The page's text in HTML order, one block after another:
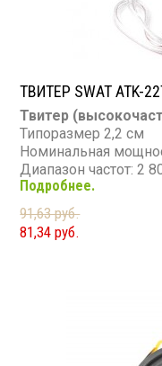
ТВИТЕР SWAT ATK-
Твитер
Типоразмер 2,2 см
Номинальная
Диапазон частот: 2
Чувствительность:
Сопротивление: 4 Ом
Подробнее.
91,63 руб.
81,34 руб.